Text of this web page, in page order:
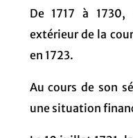
De 1717 à
extérieur de la
en 1723.
Au cours de son
une situation